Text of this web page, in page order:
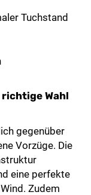
Tuchstand
Wahl
gegenüber
Vorzüge. Die
eine perfekte
Zudem